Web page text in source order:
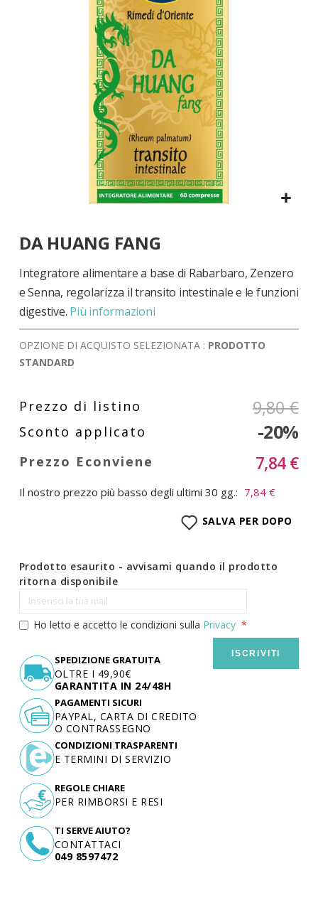
all'inizio
galleria
immagini
DA HUANG FANG
Integratore alimentare a base di Rabarbaro, Zenzero
e Senna, regolarizza il transito intestinale e le funzioni
digestive. Più informazioni
OPZIONE DI ACQUISTO SELEZIONATA : PRODOTTO
STANDARD
9,80 €
-20%
7,84 €
Il nostro prezzo più basso degli ultimi 30 gg.: 7,84 €
SALVA PER DOPO
Prodotto esaurito - avvisami quando il prodotto
ritorna disponibile
Ho letto e accetto le condizioni sulla Privacy
ISCRIVITI
SPEDIZIONE GRATUITA
OLTRE I 49,90€
GARANTITA IN 24/48H
TI SERVE AIUTO?
CONTATTACI
049 8597472
PAGAMENTI SICURI
PAYPAL, CARTA DI CREDITO
O CONTRASSEGNO
CONDIZIONI TRASPARENTI
E TERMINI DI SERVIZIO
REGOLE CHIARE
PER RIMBORSI E RESI